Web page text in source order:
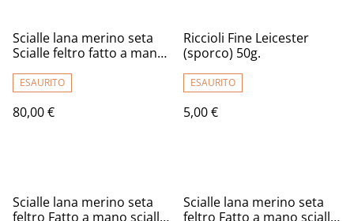
Scialle lana merino seta
Scialle feltro fatto a mano
infeltrimento giallo
marrone Regalo unico per
le donne
ESAURITO
80,00 €
Riccioli Fine Leicester
(sporco) 50g.
ESAURITO
5,00 €
Scialle lana merino seta
feltro Fatto a mano scialle
Scialle lana merino seta
feltro Fatto a mano scialle